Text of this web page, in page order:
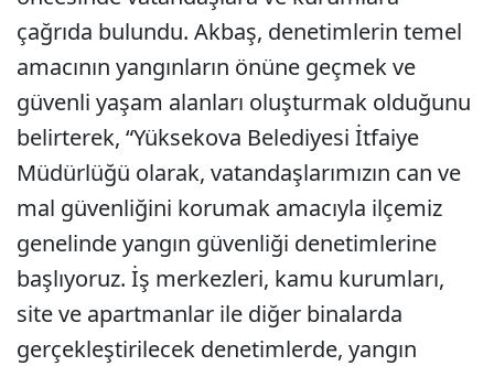
çağrıda bulundu. Akbaş, denetimlerin temel
amacının yangınların önüne geçmek ve
güvenli yaşam alanları oluşturmak olduğunu
belirterek, “Yüksekova Belediyesi İtfaiye
Müdürlüğü olarak, vatandaşlarımızın can ve
mal güvenliğini korumak amacıyla ilçemiz
genelinde yangın güvenliği denetimlerine
başlıyoruz. İş merkezleri, kamu kurumları,
site ve apartmanlar ile diğer binalarda
gerçekleştirilecek denetimlerde, yangın